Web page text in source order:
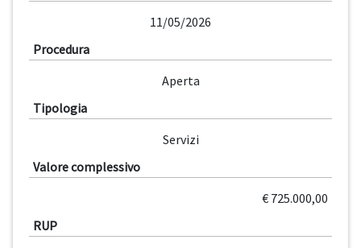
11/05/2026
Procedura
Aperta
Tipologia
Servizi
Valore complessivo
€ 725.000,00
RUP